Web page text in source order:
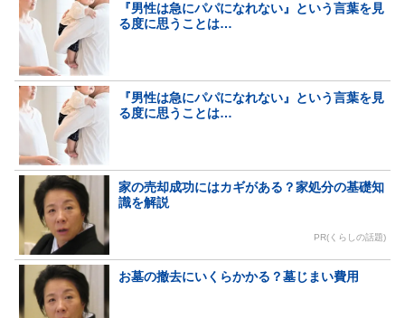
『男性は急にパパになれない』という言葉を見
る度に思うことは…
『男性は急にパパになれない』という言葉を見
る度に思うことは…
家の売却成功にはカギがある？家処分の基礎知
識を解説
PR(くらしの話題)
お墓の撤去にいくらかかる？墓じまい費用